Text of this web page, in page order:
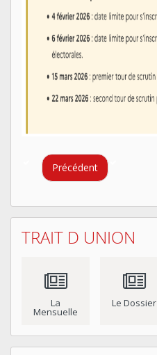
Précédent
TRAIT D UNION
La
Mensuelle
Le Dossier